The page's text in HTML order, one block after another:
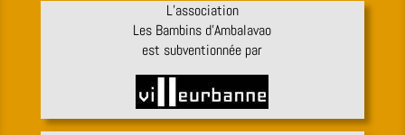
L’association
Les Bambins d’Ambalavao
est subventionnée par